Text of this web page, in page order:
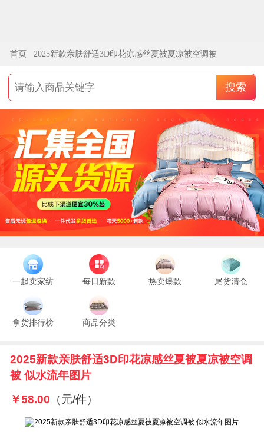
首页 2025新款亲肤舒适3D印花凉感丝夏被夏凉被空调被
似水流年图片
搜索
一起卖家纺 每日新款 热卖爆款 尾货清仓
拿货排行榜 商品分类
2025新款亲肤舒适3D印花凉感丝夏被夏凉被空调
被 似水流年图片
￥58.00 （元/件）